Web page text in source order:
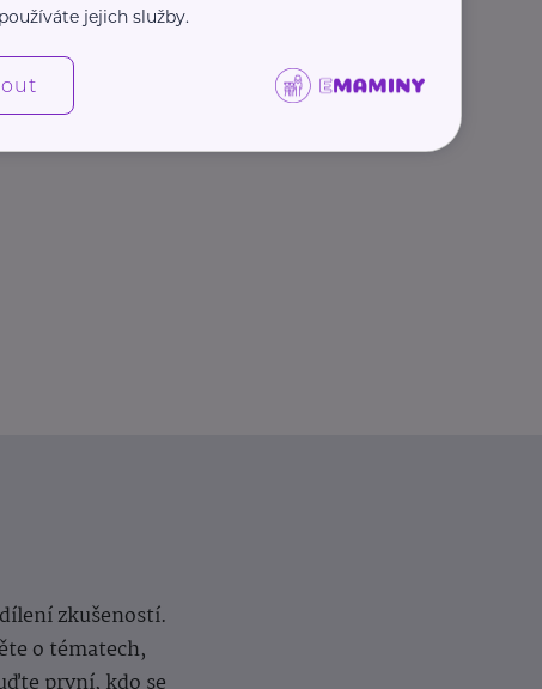
zkušeností.
o tématech,
jejich služby.